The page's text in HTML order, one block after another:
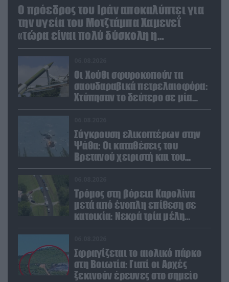
Ο πρόεδρος του Ιράν αποκαλύπτει για
την υγεία του Μοτζτάμπα Χαμενεΐ
«τώρα είναι πολύ δύσκολη η
επικοινωνία»
Οι Χούθι σφυροκοπούν τα
σαουδαραβικά πετρελαιοφόρα:
Χτύπησαν το δεύτερο σε μία
ημέρα στην Ερυθρά Θάλασσα
Σύγκρουση ελικοπτέρων στην
Ψάθα: Οι καταθέσεις του
Βρετανού χειριστή και του
Έλληνα πιλότου από το δεύτερο
Τρόμος στη βόρεια Καρολίνα
μετά από ένοπλη επίθεση σε
κατοικία: Νεκρά τρία μέλη
οικογένειας – 4 οι τραυματίες
Σφραγίζεται το αιολικό πάρκο
στη Βοιωτία: Γιατί οι Αρχές
ξεκινούν έρευνες στο σημείο